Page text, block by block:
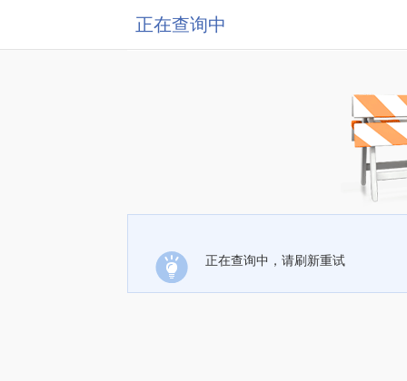
正在查询中
正在查询中，请刷新重试